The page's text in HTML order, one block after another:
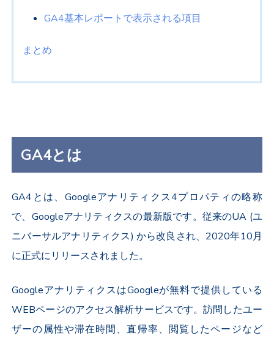
GA4基本レポートで表示される項目
まとめ
GA4とは
GA4とは、Googleアナリティクス4プロパティの略称
で、Googleアナリティクスの最新版です。従来のUA (ユ
ニバーサルアナリティクス) から改良され、2020年10月
に正式にリリースされました。
GoogleアナリティクスはGoogleが無料で提供している
WEBページのアクセス解析サービスです。訪問したユー
ザーの属性や滞在時間、直帰率、閲覧したページなど